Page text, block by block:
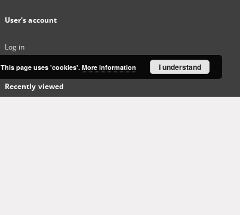
User's account
Log in
Recently viewed
This page uses 'cookies'. More information I understand